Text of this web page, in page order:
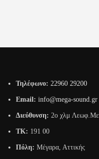
Τηλέφωνο: 22960 29200
Email: info@mega-sound.gr
Διεύθυνση: 2o χλμ
TK: 191 00
Πόλη: Μέγαρα, Αττικής